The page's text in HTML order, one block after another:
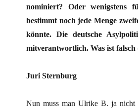
nominiert? Oder wenigstens
bestimmt noch jede Menge
könnte. Die deutsche
mitverantwortlich. Was ist
Juri Sternburg
Nun muss man Ulrike B. ja nicht